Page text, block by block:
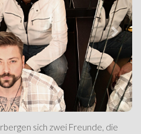
sich zwei Freunde, die